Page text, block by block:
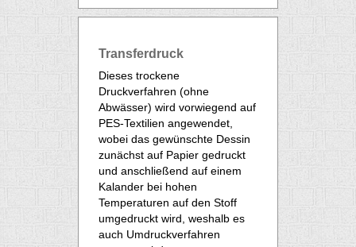
Transferdruck
Dieses trockene
Druckverfahren (ohne
Abwässer) wird vorwiegend auf
PES-Textilien angewendet,
wobei das gewünschte Dessin
zunächst auf Papier gedruckt
und anschließend auf einem
Kalander bei hohen
Temperaturen auf den Stoff
umgedruckt wird, weshalb es
auch Umdruckverfahren